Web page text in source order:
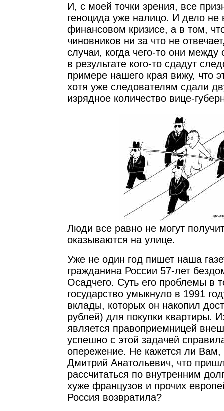
И, с моей точки зрения, все
геноцида уже налицо. И дело не
финансовом кризисе, а в том,
чиновников ни за что не
случаи, когда чего-то они между
в результате кого-то сдадут
примере нашего края вижу, что
хотя уже следователям сдали
изрядное количество вице-
Люди все равно не могут
оказываются на улице.
Уже не один год пишет наша
гражданина России 57-лет
Осадчего. Суть его проблемы в
государство умыкнуло в 1991
вклады, которых он накопил
рублей) для покупки квартиры.
является правоприемницей
успешно с этой задачей
опережение. Не кажется ли
Дмитрий Анатольевич, что
рассчитаться по внутренним
хуже французов и прочих
Россия возвратила?